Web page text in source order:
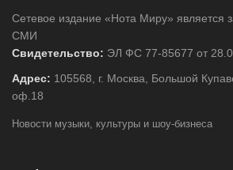
Сетевое издание «Нота Миру» является
СМИ
Свидетельство: ЭЛ ФС 77-85677 от
Адрес: 105568, г. Москва, Большой
оф.18
Новости музыки, культуры и шоу-бизнеса